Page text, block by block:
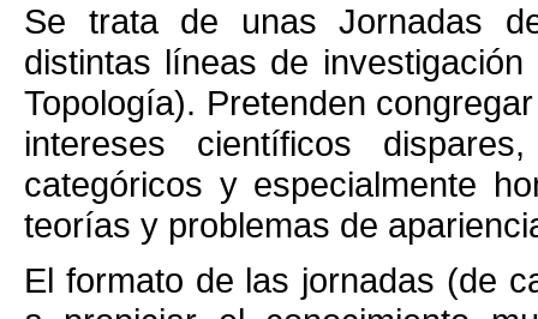
Se trata de unas Jornadas
distintas líneas de
Topología). Pretenden
intereses científicos
categóricos y especialmente
teorías y problemas de
El formato de las jornadas (de